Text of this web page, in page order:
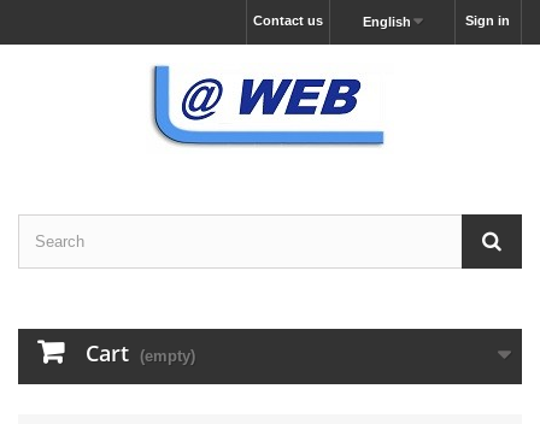
Sign in
English
Contact us
Cart (empty)